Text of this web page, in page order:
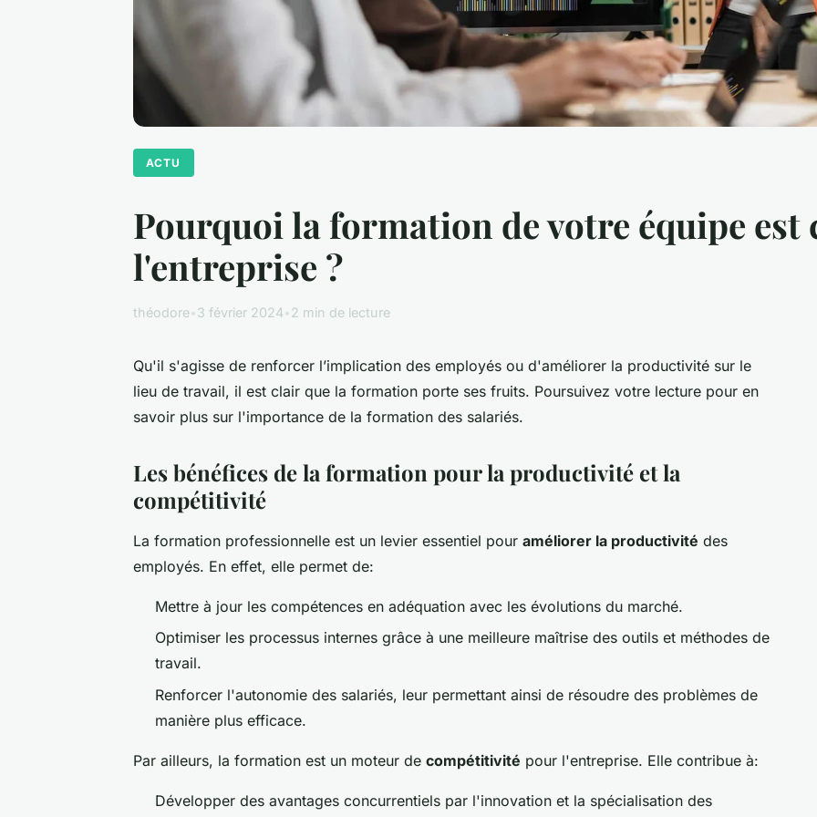
ACTU
Pourquoi la formation de votre équipe
l'entreprise ?
théodore•3 février 2024•2 min de lecture
Qu'il s'agisse de renforcer l’implication des employés ou d'améliorer la productivité sur le
lieu de travail, il est clair que la formation porte ses fruits. Poursuivez votre lecture pour en
savoir plus sur l'importance de la formation des salariés.
Les bénéfices de la formation pour la productivité et la
compétitivité
La formation professionnelle est un levier essentiel pour améliorer la productivité des
employés. En effet, elle permet de:
Mettre à jour les compétences en adéquation avec les évolutions du marché.
Optimiser les processus internes grâce à une meilleure maîtrise des outils et méthodes de
travail.
Renforcer l'autonomie des salariés, leur permettant ainsi de résoudre des problèmes de
manière plus efficace.
Par ailleurs, la formation est un moteur de compétitivité pour l'entreprise. Elle contribue à:
Développer des avantages concurrentiels par l'innovation et la spécialisation des